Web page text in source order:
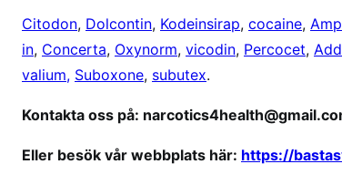
m
a
l
Citodon, Dolcontin, Kodeinsirap, cocaine,
in, Concerta, Oxynorm, vicodin, Percocet,
valium, Suboxone, subutex.
Kontakta oss på:
Eller besök vår webbplats här: https://